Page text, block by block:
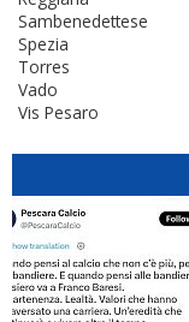
Sambenedettese
Spezia
Torres
Vado
Vis Pesaro